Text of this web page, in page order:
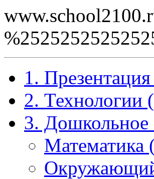
1.
2. Технологии
3. Дошкольное
Математика